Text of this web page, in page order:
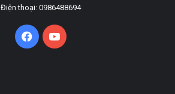
Điện thoại: 0986488694
FacebookYouTube